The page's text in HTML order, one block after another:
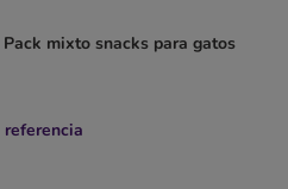
mixto snacks para gatos
referencia